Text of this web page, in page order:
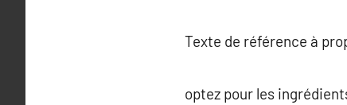
Texte de référence à
optez pour les